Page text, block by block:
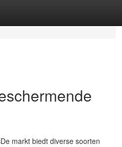
markt biedt diverse soorten